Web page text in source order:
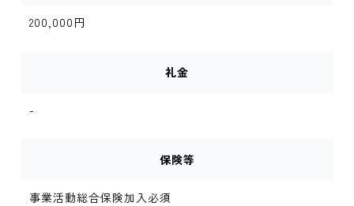
200,000円
礼金
-
保険等
事業活動総合保険加入必須